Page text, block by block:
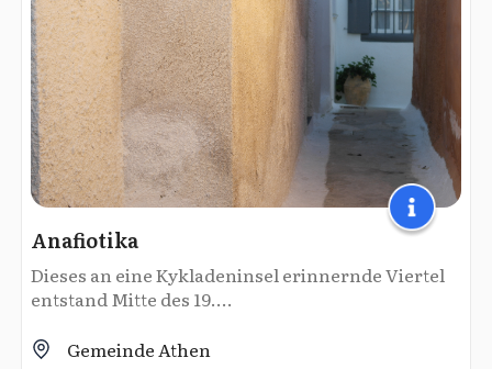
Anafiotika
Dieses an eine Kykladeninsel erinnernde Viertel
entstand Mitte des 19....
Gemeinde Athen